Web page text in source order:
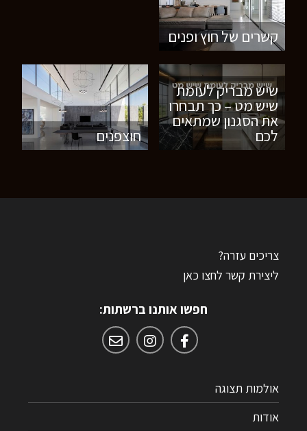
קשרים של חוץ ופנים
שיש מבריק לעומת
שיש מט – כך תבחרו
את הסגנון שמתאים
לכם חוצפנים
צריכים עזרה?
ליצירת קשר לחצו כאן
חפשו אותנו ברשתות:
אולמות תצוגה
אודות